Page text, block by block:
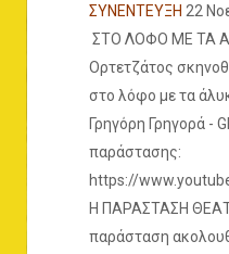
ΣΥΝΕΝΤΕΥΞΗ 22
ΣΤΟ ΛΟΦΟ ΜΕ ΤΑ
Ορτετζάτος
στο λόφο με τα
Γρηγόρη Γρηγορά -
παράστασης:
https://
Η ΠΑΡΑΣΤΑΣΗ
παράσταση